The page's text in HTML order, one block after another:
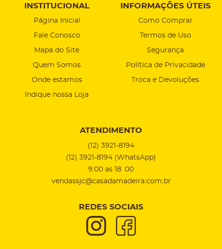
INSTITUCIONAL
Página Inicial
Fale Conosco
Mapa do Site
Quem Somos
Onde estamos
Indique nossa Loja
INFORMAÇÕES ÚTEIS
Como Comprar
Termos de Uso
Segurança
Política de Privacidade
Troca e Devoluções
ATENDIMENTO
(12) 3921-8194
(12) 3921-8194 (WhatsApp)
9:00 as 18 :00
vendassjc@casadamadeira.com.br
REDES SOCIAIS